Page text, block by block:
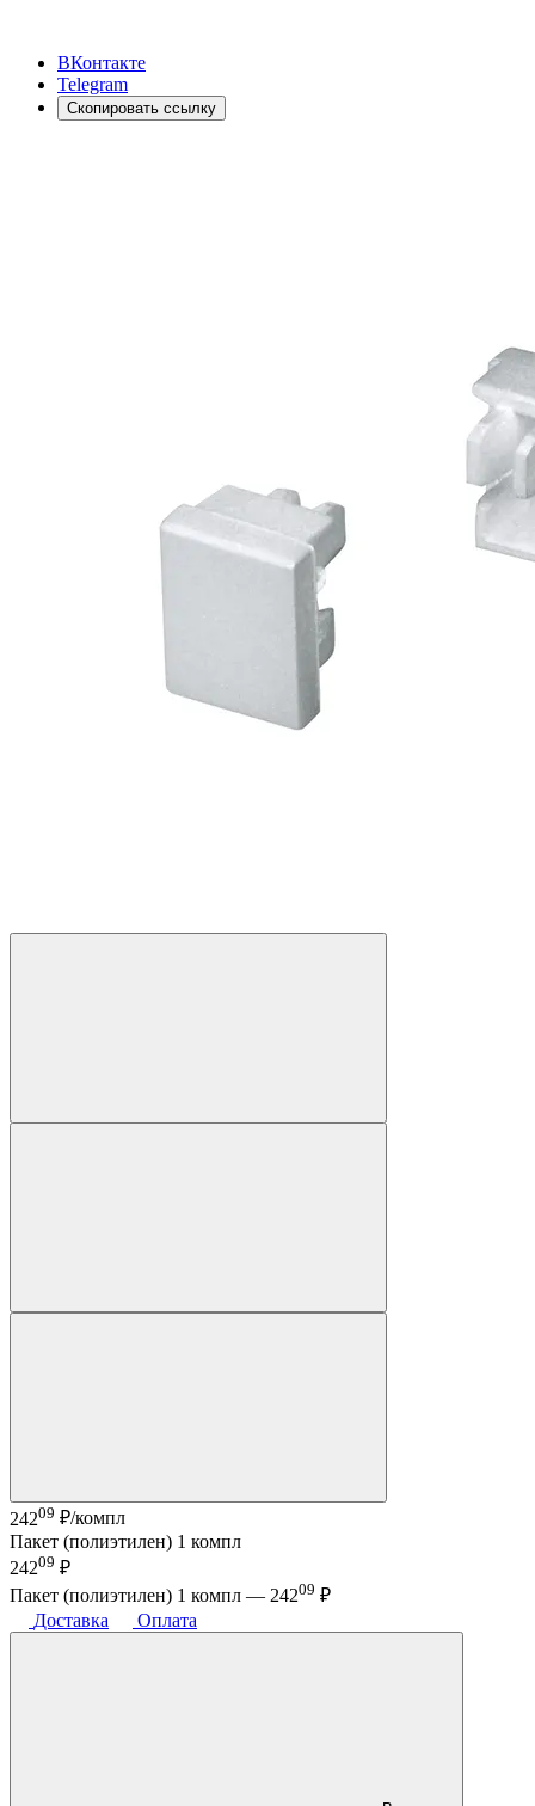
ВКонтакте
Telegram
Скопировать ссылку
24209 ₽/компл
Пакет (полиэтилен) 1 компл
24209 ₽
Пакет (полиэтилен) 1 компл — 24209 ₽
Доставка
Оплата